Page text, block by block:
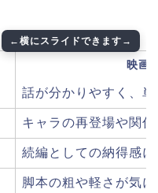
映画
話が分かりやすく、
キャラの再登場や関
続編としての納得感
脚本の粗や軽さが気